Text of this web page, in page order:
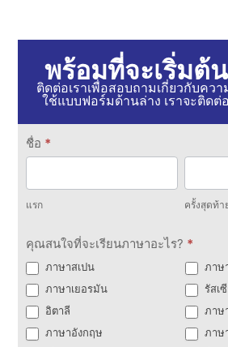
พร้อมที่จะเริ่มต้
ติดต่อเราเพื่อสอบถามเกี่ยวกับคว
ใช้แบบฟอร์มด้านล่าง เราจะติดต่
ติดต่อ
เรา
ชื่อ *
แรก
สุดท้าย
ครั้งสุดท้า
คุณสนใจที่จะเรียนภาษาอะไร? *
ภาษาสเปน
ภาษ
ภาษาเยอรมัน
รัสเ
อิตาลี
ภาษ
ภาษาอังกฤษ
ภาษ